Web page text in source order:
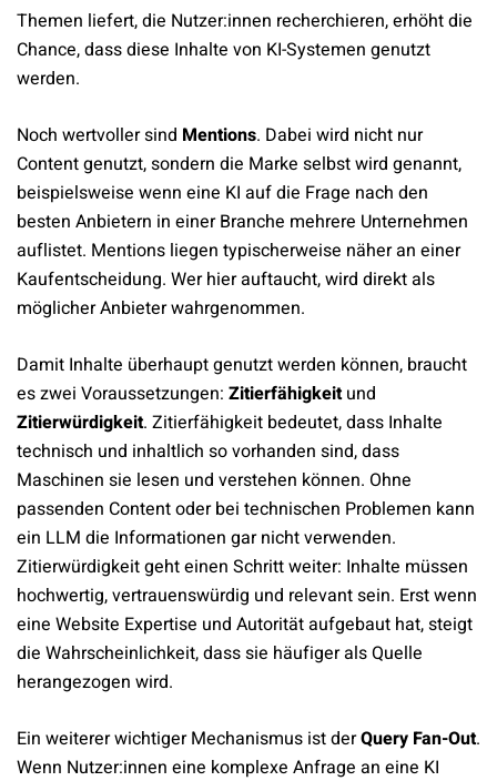
Themen liefert, die Nutzer:innen recherchieren, erhöht die
Chance, dass diese Inhalte von KI-Systemen genutzt
werden.
Noch wertvoller sind Mentions. Dabei wird nicht nur
Content genutzt, sondern die Marke selbst wird genannt,
beispielsweise wenn eine KI auf die Frage nach den
besten Anbietern in einer Branche mehrere Unternehmen
auflistet. Mentions liegen typischerweise näher an einer
Kaufentscheidung. Wer hier auftaucht, wird direkt als
möglicher Anbieter wahrgenommen.
Damit Inhalte überhaupt genutzt werden können, braucht
es zwei Voraussetzungen: Zitierfähigkeitund
Zitierwürdigkeit. Zitierfähigkeit bedeutet, dass Inhalte
technisch und inhaltlich so vorhanden sind, dass
Maschinen sie lesen und verstehen können. Ohne
passenden Content oder bei technischen Problemen kann
ein LLM die Informationen gar nicht verwenden.
Zitierwürdigkeit geht einen Schritt weiter: Inhalte müssen
hochwertig, vertrauenswürdig und relevant sein. Erst wenn
eine Website Expertise und Autorität aufgebaut hat, steigt
die Wahrscheinlichkeit, dass sie häufiger als Quelle
herangezogen wird.
Ein weiterer wichtiger Mechanismus ist derQuery Fan-Out.
Wenn Nutzer:innen eine komplexe Anfrage an eine KI